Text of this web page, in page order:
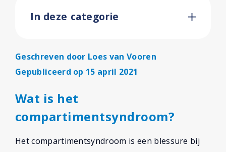
In deze categorie
Geschreven door Loes van Vooren
Gepubliceerd op 15 april 2021
Wat is het
compartimentsyndroom?
Het compartimentsyndroom is een blessure bij